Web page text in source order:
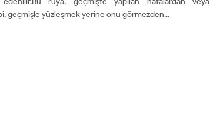
geçmişle yüzleşmek yerine onu görmezden...